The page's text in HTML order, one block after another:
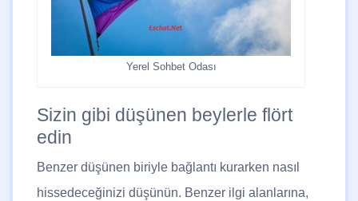
Yerel Sohbet Odası
Sizin gibi düşünen beylerle flört
edin
Benzer düşünen biriyle bağlantı kurarken nasıl
hissedeceğinizi düşünün. Benzer ilgi alanlarına,